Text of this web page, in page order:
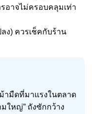
อาจไม่ครอบคลุมเท่า
ง) ควรเช็คกับร้าน
ามืดที่มาแรงในตลาด
ใหญ่” ถังซักกว้าง